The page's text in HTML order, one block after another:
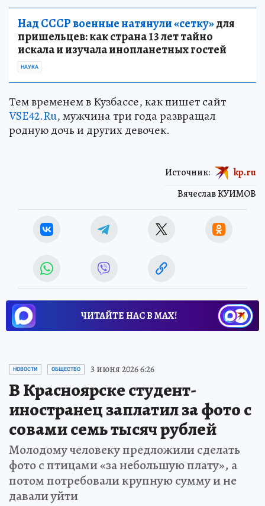
Над СССР военные натянули «сетку»для
пришельцев: как страна 13 лет тайно
искала и изучала инопланетных гостей
НАУКА
Тем временем в Кузбассе, как пишет сайт
VSE42.Ru, мужчина три года развращал
родную дочь и других девочек.
Вячеслав КУИМОВ
Источник: kp.ru
ЧИТАЙТЕ НАС В МАХ!
НОВОСТИ ОБЩЕСТВО 3 июня 2026 6:26
В Красноярске студент-
иностранец заплатил за фото с
совами семь тысяч рублей
Молодому человеку предложили сделать
фото с птицами «за небольшую плату», а
потом потребовали крупную сумму и не
давали уйти